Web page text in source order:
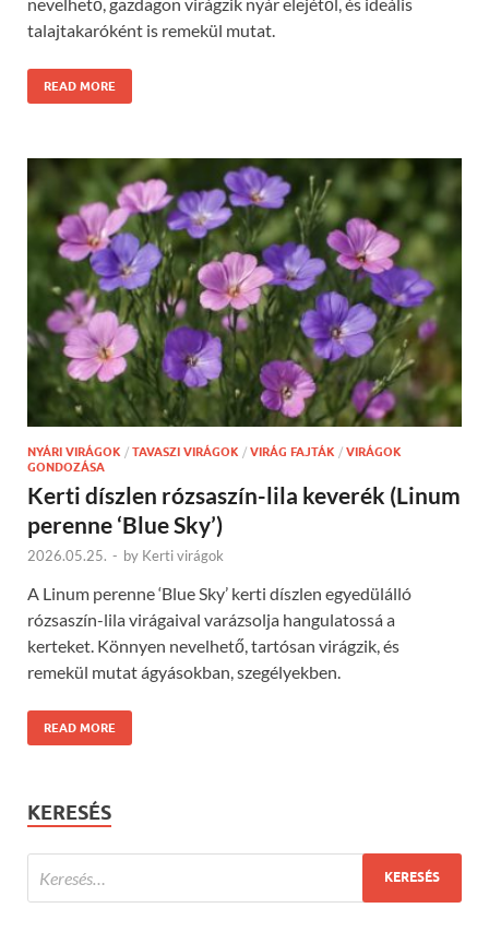
talajtakaróként is remekül mutat.
READ MORE
NYÁRI VIRÁGOK / TAVASZI VIRÁGOK / VIRÁG FAJTÁK / VIRÁGOK
GONDOZÁSA
Kerti díszlen rózsaszín-lila keverék (Linum
perenne ‘Blue Sky’)
2026.05.25. - by Kerti virágok
A Linum perenne ‘Blue Sky’ kerti díszlen egyedülálló
rózsaszín-lila virágaival varázsolja hangulatossá a
kerteket. Könnyen nevelhető, tartósan virágzik, és
remekül mutat ágyásokban, szegélyekben.
READ MORE
KERESÉS